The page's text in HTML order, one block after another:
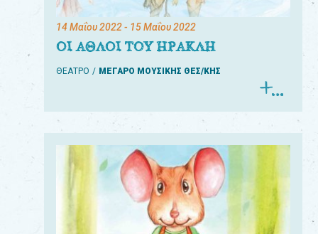
14 Μαΐου 2022- 15 Μαΐου 2022
ΟΙ ΑΘΛΟΙ ΤΟΥ ΗΡΑΚΛΗ
ΘΕΑΤΡΟ ΜΕΓΑΡΟ ΜΟΥΣΙΚΗΣ ΘΕΣ/ΚΗΣ